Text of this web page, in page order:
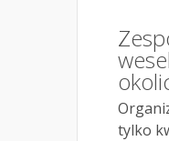
tylko